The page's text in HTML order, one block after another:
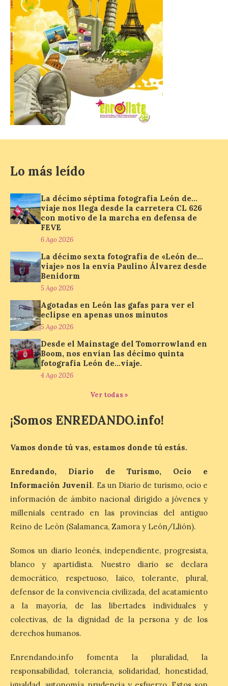
organización urbana y la
vida cotidiana del poblado
y contará con la participación de
estudiantes del grado en Historia. La
excavación se complementará con
actividades de divulgación abiertas […]
El Mercado Medieval abre
sus puertas en La Bañeza
con más de 60 puestos y
un amplio programa de
calendario de actividades
de animación dirigidas a
todos los públicos. La
Bañeza inauguró en la tarde de este
su tradicional Mercado Medieval, que
hasta el próximo 6 […]
Un viaje a la Antigüedad:
el Museo del Prado
propone un recorrido por
obras de su Colección de
inspiración clásica
6 Ago 2026
Odisea de Christopher
Nolan. La pieza de vídeo
obras relacionadas con la
Antigüedad clásica, la mitología y los
evocador tema de La […]
Patrimonio Nacional
cancela la temporada de
fuentes de La Granja ante
la escasez de agua
6 Ago 2026
Esta medida afecta a los
de la Fuente Baños de
Diana previstos para los
días 8, 15 y 22 de agosto,
así como al encendido extraordinario del
día 25. La reserva de agua en el estanque
«El Mar», […]
El Descenso Internacional
del Sella arranca con el
Lo más leído
La décimo séptima fotografía León de…
viaje nos llega desde la carretera CL 626
con motivo de la marcha en defensa de
FEVE
6 Ago 2026
La décimo sexta fotografía de «León de…
viaje» nos la envía Paulino Álvarez desde
Benidorm
5 Ago 2026
Agotadas en León las gafas para ver el
eclipse en apenas unos minutos
5 Ago 2026
Desde el Mainstage del Tomorrowland en
Boom, nos envían las décimo quinta
fotografía León de…viaje.
4 Ago 2026
Ver todas »
¡Somos ENREDANDO.info!
Vamos donde tú vas, estamos donde tú estás.
Enredando, Diario de Turismo, Ocio e
Información Juvenil. Es un Diario de turismo, ocio e
información de ámbito nacional dirigido a jóvenes y
millenials centrado en las provincias del antiguo
Reino de León (Salamanca, Zamora y León/Llión).
Somos un diario leonés, independiente, progresista,
blanco y apartidista. Nuestro diario se declara
democrático, respetuoso, laico, tolerante, plural,
defensor de la convivencia civilizada, del acatamiento
a la mayoría, de las libertades individuales y
colectivas, de la dignidad de la persona y de los
derechos humanos.
Enrendando.info fomenta la pluralidad, la
responsabilidad, tolerancia, solidaridad, honestidad,